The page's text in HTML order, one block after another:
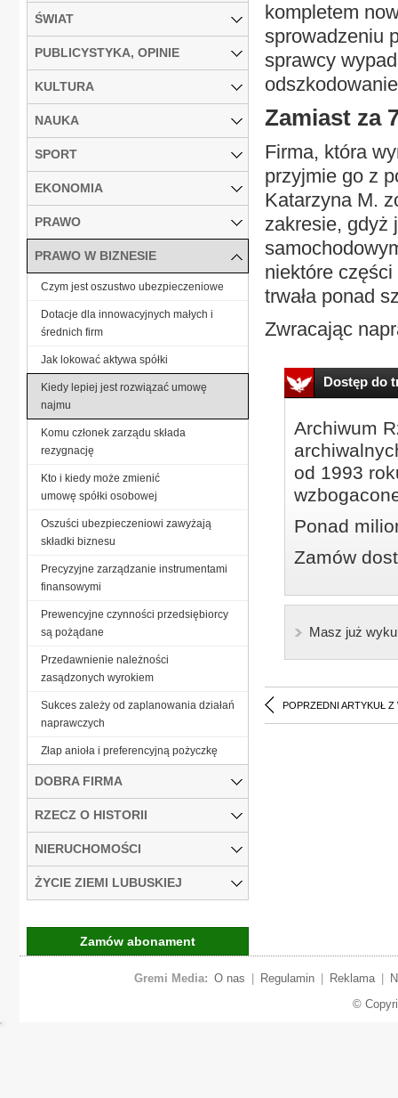
kompletem
sprowadzeniu
sprawcy
Zamiast za
Firma, która
przyjmie go z
Katarzyna M.
zakresie, gdyż
niektóre części
trwała ponad
Zwracając
Dostęp do
Archiwum
od 1993
Ponad
Zamów
Masz już
POPRZEDNI ARTYKUŁ Z
ŚWIAT
PUBLICYSTYKA, OPINIE
KULTURA
NAUKA
SPORT
EKONOMIA
PRAWO
PRAWO W BIZNESIE
Czym jest oszustwo ubezpieczeniowe
Dotacje dla innowacyjnych małych i
średnich firm
Jak lokować aktywa spółki
Kiedy lepiej jest rozwiązać umowę
najmu
Komu członek zarządu składa
rezygnację
Kto i kiedy może zmienić
umowę spółki osobowej
Oszuści ubezpieczeniowi zawyżają
składki biznesu
Precyzyjne zarządzanie instrumentami
finansowymi
Prewencyjne czynności przedsiębiorcy
są pożądane
Przedawnienie należności
zasądzonych wyrokiem
Sukces zależy od zaplanowania działań
naprawczych
Złap anioła i preferencyjną pożyczkę
DOBRA FIRMA
RZECZ O HISTORII
NIERUCHOMOŚCI
ŻYCIE ZIEMI LUBUSKIEJ
Zamów abonament
Gremi Media: O nas Regulamin Reklama
©